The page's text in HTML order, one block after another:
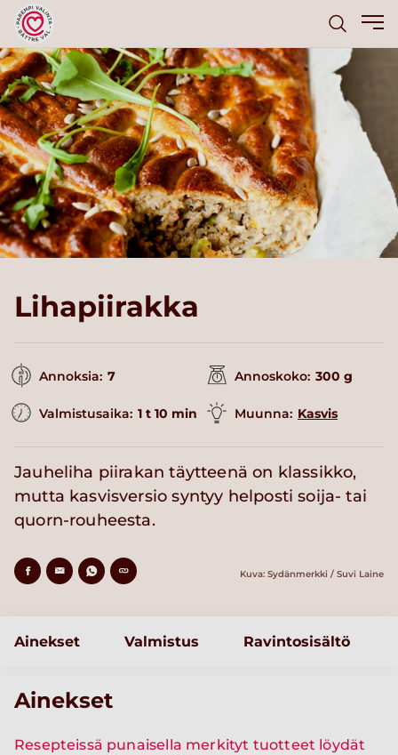
Lihapiirakka
Annoksia: 7 Annoskoko: 300 g
Valmistusaika: 1 t 10 min Muunna: Kasvis
Jauheliha piirakan täytteenä on klassikko,
mutta kasvisversio syntyy helposti soija- tai
quorn-rouheesta.
Kuva: Sydänmerkki / Suvi Laine
Ainekset Valmistus Ravintosisältö
Ainekset
Resepteissä punaisella merkityt tuotteet löydät